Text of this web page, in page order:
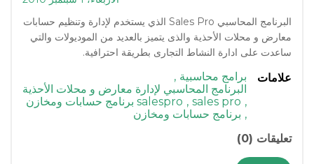
البرنامج المحاسبي Sales Pro الذي يستخدم لإدارة وتنظيم حسابات
معارض و محلات الأحذية والذى يتميز بالعديد من الموديولات والتي
ساعدت على ادارة النشاط التجارى بطريقة احترافية.
علامات برامج محاسبية ,
البرنامج المحاسبي لإدارة معارض و محلات الأحذية
,
sales pro
, salespro برنامج حسابات ومخازن
, برنامج حسابات ومخازن
تعليقات (0)